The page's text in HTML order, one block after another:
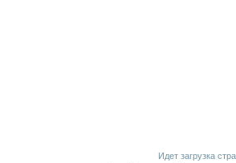
Идет загрузка